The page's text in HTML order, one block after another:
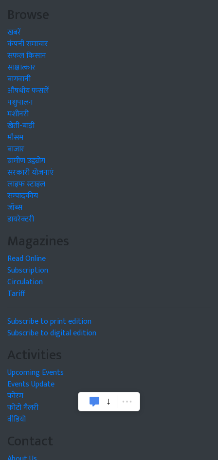
Browse
खबरें
कंपनी समाचार
सफल किसान
साक्षात्कार
बागवानी
औषधीय फसलें
पशुपालन
मशीनरी
खेती-बाड़ी
मौसम
बाजार
ग्रामीण उद्द्योग
सरकारी योजनाएं
लाइफ स्टाइल
सम्पादकीय
जॉब्स
डायरेक्टरी
Magazines
Read Online
Subscription
Circulation
Tariff
Subscribe to print edition
Subscribe to digital edition
Activities
Upcoming Events
Events Update
फोरम
फोटो गैलरी
वीडियो
Contact